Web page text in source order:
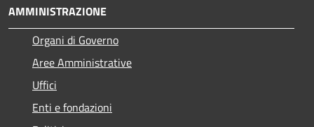
AMMINISTRAZIONE
Organi di Governo
Aree Amministrative
Uffici
Enti e fondazioni